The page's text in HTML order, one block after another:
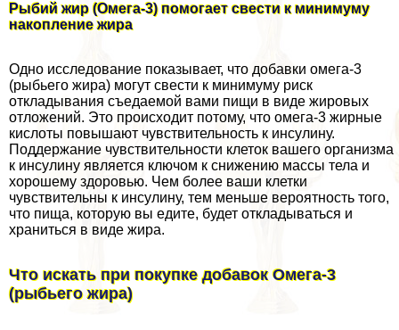
Рыбий жир (Омега-3) помогает свести к минимуму
накопление жира
Одно исследование показывает, что добавки омега-3
(рыбьего жира) могут свести к минимуму риск
откладывания съедаемой вами пищи в виде жировых
отложений. Это происходит потому, что омега-3 жирные
кислоты повышают чувствительность к инсулину.
Поддержание чувствительности клеток вашего организма
к инсулину является ключом к снижению массы тела и
хорошему здоровью. Чем более ваши клетки
чувствительны к инсулину, тем меньше вероятность того,
что пища, которую вы едите, будет откладываться и
храниться в виде жира.
Что искать при покупке добавок Омега-3
(рыбьего жира)